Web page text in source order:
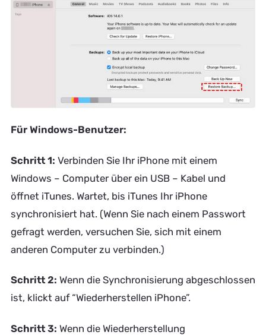
Für Windows-Benutzer:
Schritt 1: Verbinden Sie Ihr iPhone mit einem
Windows – Computer über ein USB – Kabel und
öffnet iTunes. Wartet, bis iTunes Ihr iPhone
synchronisiert hat. (Wenn Sie nach einem Passwort
gefragt werden, versuchen Sie, sich mit einem
anderen Computer zu verbinden.)
Schritt 2: Wenn die Synchronisierung abgeschlossen
ist, klickt auf “Wiederherstellen iPhone”.
Schritt 3: Wenn die Wiederherstellung